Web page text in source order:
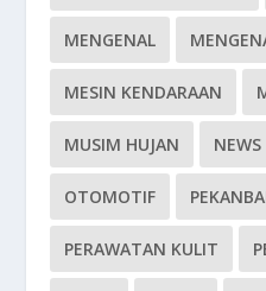
MENGENAL
MESIN KENDARAAN
MUSIM HUJAN NEWS
OTOMOTIF
PERAWATAN KULIT